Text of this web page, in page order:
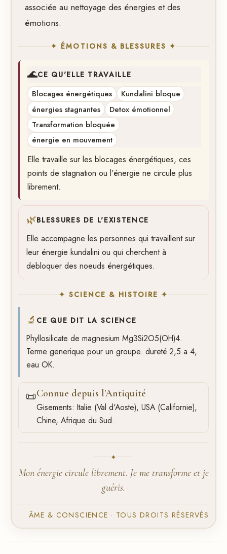
associée au nettoyage des énergies et des
émotions.
✦ ÉMOTIONS & BLESSURES ✦
🌊CE QU'ELLE TRAVAILLE
Blocages énergétiques
Kundalini bloque
énergies stagnantes
Detox émotionnel
Transformation bloquée
énergie en mouvement
Elle travaille sur les blocages énergétiques, ces
points de stagnation ou l'énergie ne circule plus
librement.
🌿BLESSURES DE L'EXISTENCE
Elle accompagne les personnes qui travaillent sur
leur énergie kundalini ou qui cherchent à
debloquer des noeuds énergétiques.
✦ SCIENCE & HISTOIRE ✦
🔬 CE QUE DIT LA SCIENCE
Phyllosilicate de magnesium Mg3Si2O5(OH)4.
Terme generique pour un groupe. dureté 2,5 a 4,
eau OK.
📜Connue depuis l'Antiquité
Gisements: Italie (Val d'Aoste), USA (Californie),
Chine, Afrique du Sud.
✦
Mon énergie circule librement. Je me transforme et je
guéris.
ÂME & CONSCIENCE · TOUS DROITS RÉSERVÉS